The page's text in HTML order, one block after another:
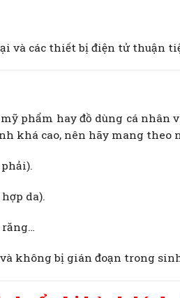
và các thiết bị điện tử thuận
phẩm hay đồ dùng cá nhân
khá cao, nên hãy mang
da).
răng…
không bị gián đoạn trong